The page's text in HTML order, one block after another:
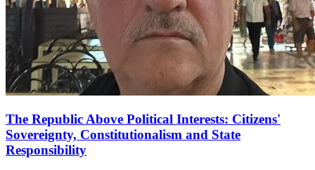
The Republic Above Political Interests: Citizens'
Sovereignty, Constitutionalism and State
Responsibility